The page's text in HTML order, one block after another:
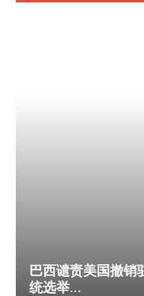
巴西谴责美国撤销
统选举...